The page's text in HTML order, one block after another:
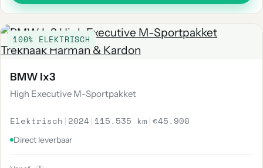
100% ELEKTRISCH
BMW Ix3
High Executive M-Sportpakket
Elektrisch | 2024 | 115.535 km |€45.900
Direct leverbaar